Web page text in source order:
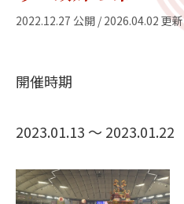
2022.12.27 公開 / 2026.04.02 更新
開催時期
2023.01.13 〜 2023.01.22